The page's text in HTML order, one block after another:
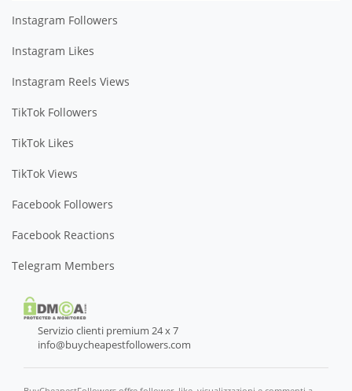
Instagram Followers
Instagram Likes
Instagram Reels Views
TikTok Followers
TikTok Likes
TikTok Views
Facebook Followers
Facebook Reactions
Telegram Members
Servizio clienti premium 24 x 7
info@buycheapestfollowers.com